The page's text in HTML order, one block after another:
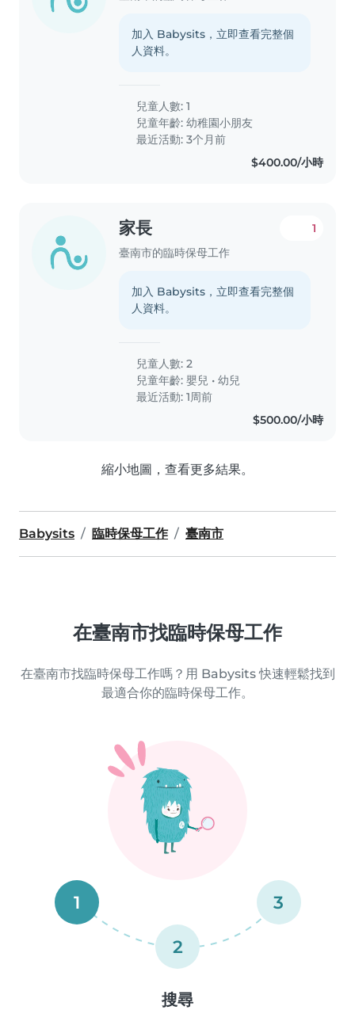
加入 Babysits，立即查看完整個
人資料。
兒童人數: 1
兒童年齡:幼稚園小朋友
最近活動: 3个月前
$400.00/小時
家長
臺南市的臨時保母工作
1
加入 Babysits，立即查看完整個
人資料。
兒童人數: 2
兒童年齡:嬰兒 •幼兒
最近活動: 1周前
$500.00/小時
縮小地圖，查看更多結果。
Babysits 臨時保母工作 臺南市
在臺南市找臨時保母工作
在臺南市找臨時保母工作嗎？用 Babysits 快速輕鬆找到
最適合你的臨時保母工作。
1
2
3
搜尋